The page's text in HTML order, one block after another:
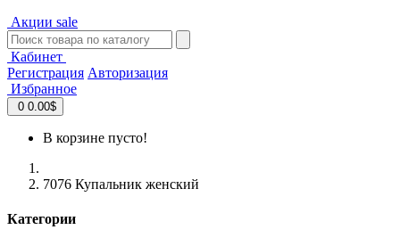
Акции sale
Кабинет
Регистрация Авторизация
Избранное
0 0.00$
В корзине пусто!
7076 Купальник женский
Категории